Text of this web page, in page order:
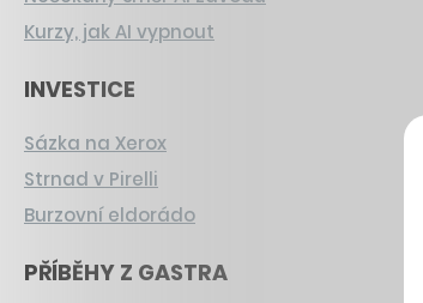
Kurzy, jak AI vypnout
INVESTICE
Sázka na Xerox
Strnad v Pirelli
Burzovní eldorádo
PŘÍBĚHY Z GASTRA